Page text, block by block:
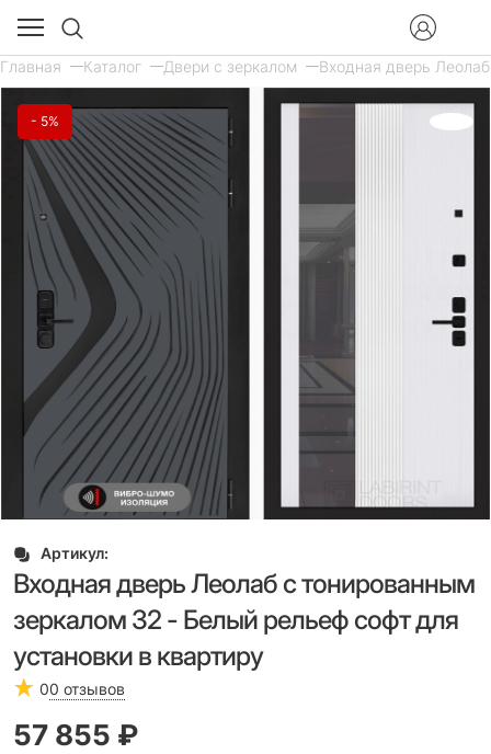
Главная Каталог Двери с зеркалом Входная дверь
- 5%
Артикул:
Входная дверь Леолаб с тонированным
зеркалом 32 - Белый рельеф софт для
установки в квартиру
00 отзывов
57 855 ₽